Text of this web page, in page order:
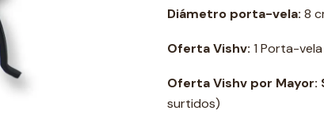
Diámetro porta-vela: 8
Oferta Vishv: 1 Porta-vela
Oferta Vishv por Mayor:
surtidos)